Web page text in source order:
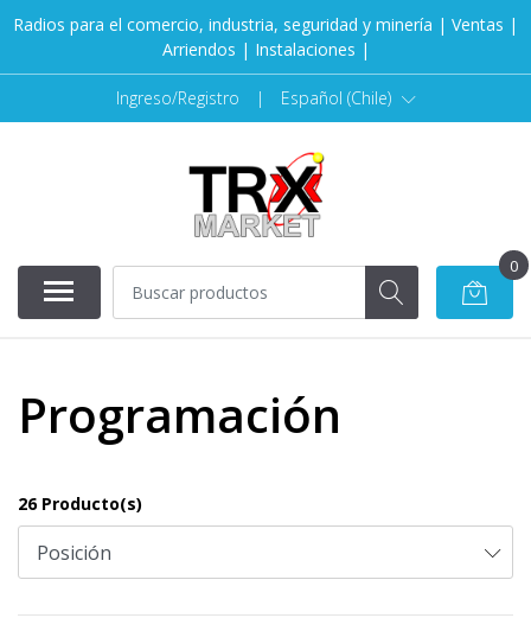
Radios para el comercio, industria, seguridad y minería | Ventas |
Arriendos | Instalaciones |
Ingreso/Registro | Español (Chile)
0
Programación
26 Producto(s)